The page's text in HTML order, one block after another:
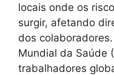
locais onde os
surgir, afetando
dos
Mundial da Saúde
trabalhadores